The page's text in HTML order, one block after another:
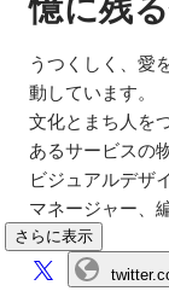
うつくしく、愛
動しています。
文化とまち人を
あるサービスの
ビジュアルデザ
マネージャー、
さらに表示